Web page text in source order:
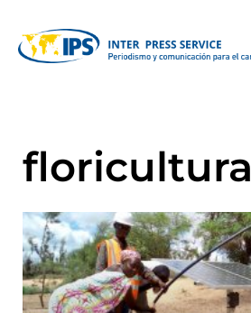
floricultura